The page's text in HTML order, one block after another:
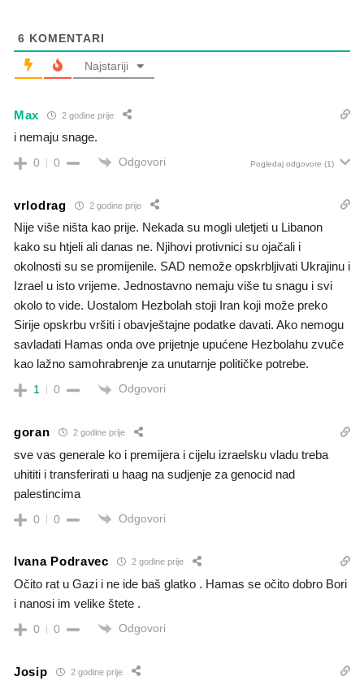
6 KOMENTARI
Najstariji
Max 2 godine prije
i nemaju snage.
0 0 Odgovori Pogledaj odgovore (1)
vrlodrag 2 godine prije
Nije više ništa kao prije. Nekada su mogli uletjeti u Libanon
kako su htjeli ali danas ne. Njihovi protivnici su ojačali i
okolnosti su se promijenile. SAD nemože opskrbljivati Ukrajinu i
Izrael u isto vrijeme. Jednostavno nemaju više tu snagu i svi
okolo to vide. Uostalom Hezbolah stoji Iran koji može preko
Sirije opskrbu vršiti i obavještajne podatke davati. Ako nemogu
savladati Hamas onda ove prijetnje upućene Hezbolahu zvuče
kao lažno samohrabrenje za unutarnje političke potrebe.
1 0 Odgovori
goran 2 godine prije
sve vas generale ko i premijera i cijelu izraelsku vladu treba
uhititi i transferirati u haag na sudjenje za genocid nad
palestincima
0 0 Odgovori
Ivana Podravec 2 godine prije
Očito rat u Gazi i ne ide baš glatko . Hamas se očito dobro Bori
i nanosi im velike štete .
0 0 Odgovori
Josip 2 godine prije